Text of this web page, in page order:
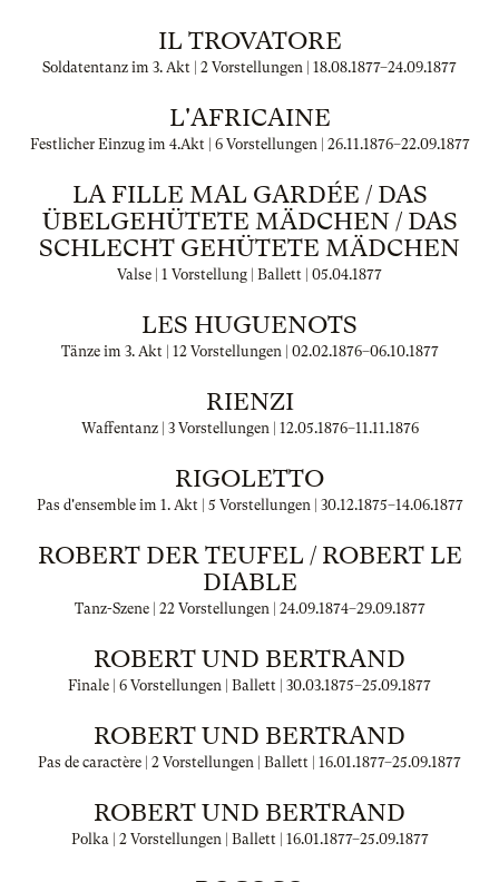
IL TROVATORE
Soldatentanz im 3. Akt | 2 Vorstellungen | 18.08.1877–24.09.1877
L'AFRICAINE
Festlicher Einzug im 4.Akt | 6 Vorstellungen | 26.11.1876–22.09.1877
LA FILLE MAL GARDÉE / DAS
ÜBELGEHÜTETE MÄDCHEN / DAS
SCHLECHT GEHÜTETE MÄDCHEN
Valse | 1 Vorstellung | Ballett | 05.04.1877
LES HUGUENOTS
Tänze im 3. Akt | 12 Vorstellungen | 02.02.1876–06.10.1877
RIENZI
Waffentanz | 3 Vorstellungen | 12.05.1876–11.11.1876
RIGOLETTO
Pas d'ensemble im 1. Akt | 5 Vorstellungen | 30.12.1875–14.06.1877
ROBERT DER TEUFEL / ROBERT LE
DIABLE
Tanz-Szene | 22 Vorstellungen | 24.09.1874–29.09.1877
ROBERT UND BERTRAND
Finale | 6 Vorstellungen | Ballett | 30.03.1875–25.09.1877
ROBERT UND BERTRAND
Pas de caractère | 2 Vorstellungen | Ballett | 16.01.1877–25.09.1877
ROBERT UND BERTRAND
Polka | 2 Vorstellungen | Ballett | 16.01.1877–25.09.1877